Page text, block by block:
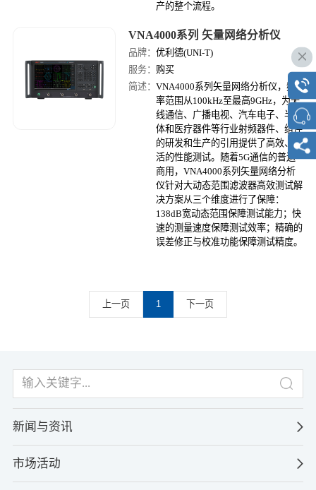
产的整个流程。
VNA4000系列 矢量网络分析仪
品牌：优利德(UNI-T)
服务： 购买
简述：VNA4000系列矢量网络分析仪，频
率范围从100kHz至最高9GHz，为无
线通信、广播电视、汽车电子、半导
体和医疗器件等行业射频器件、组件
的研发和生产的引用提供了高效、灵
活的性能测试。随着5G通信的普遍
商用，VNA4000系列矢量网络分析
仪针对大动态范围滤波器高效测试解
决方案从三个维度进行了保障：
138dB宽动态范围保障测试能力；快
速的测量速度保障测试效率；精确的
误差修正与校准功能保障测试精度。
上一页 1 下一页
新闻与资讯
市场活动